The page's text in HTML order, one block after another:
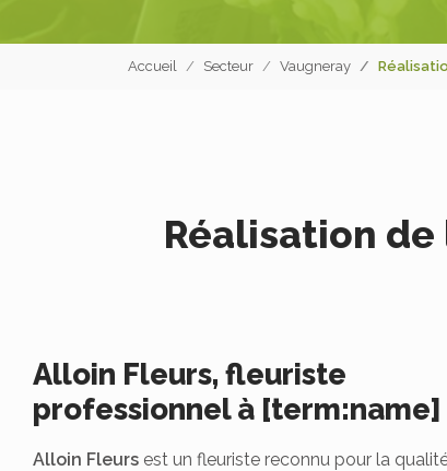
Accueil Secteur Vaugneray
Réalisation
Alloin Fleurs, fleuriste
professionnel à [term:name]
Alloin Fleurs est un fleuriste reconnu pour la